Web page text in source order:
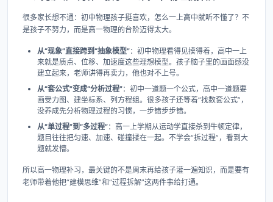
很多家长想不通：初中物理孩子挺喜欢，怎么一上高中就听不懂了？不
是孩子不努力，而是高一物理的台阶迈得太大。
从“现象”直接跨到“抽象模型”：初中物理看得见摸得着，高中一上
来就是质点、位移、加速度这些理想模型。孩子脑子里的画面感没
建立起来，老师讲得再卖力，他也对不上号。
从“套公式”变成“分析过程”：初中一道题一个公式，高中一道题要
画受力图、建坐标系、列方程组。很多孩子还等着“找数套公式”，
没养成先分析物理过程的习惯，一步错步步错。
从“单过程”到“多过程”：高一上学期从运动学直接杀到牛顿定律，
题目往往把匀速、加速、碰撞揉在一起。不学会“拆过程”，看到大
题就发懵。
所以高一物理补习，最关键的不是周末再给孩子灌一遍知识，而是要有
老师带着他把“建模思维”和“过程拆解”这两件事给打通。